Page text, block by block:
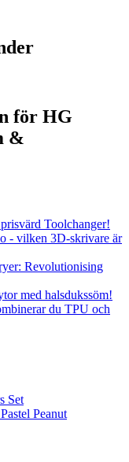
för HG
&
Toolchanger!
- vilken 3D-skrivare är
Revolutionising
med halsdukssöm!
du TPU och
Set
Peanut